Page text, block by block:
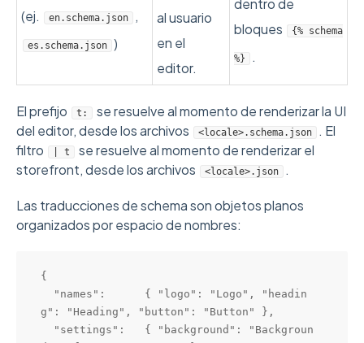
(ej. en.schema.json ,
es.schema.json )
al usuario
en el
editor.
dentro de
bloques
{% schema
%} .
El prefijo t:
se resuelve al momento de renderizar la UI
del editor, desde los archivos
<locale>.schema.json
. El
filtro
| t
se resuelve al momento de renderizar el
storefront, desde los archivos
<locale>.json .
Las traducciones de schema son objetos planos
organizados por espacio de nombres:
{
g": "Heading", "button": "Button" },